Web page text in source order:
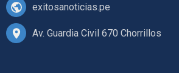
exitosanoticias.pe
Av. Guardia Civil 670 Chorrillos